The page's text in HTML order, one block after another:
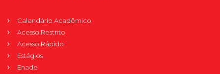
Calendário Acadêmico
Acesso Restrito
Acesso Rápido
Estágios
Enade